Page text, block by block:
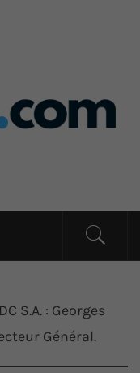
S.A. : Georges
Général.